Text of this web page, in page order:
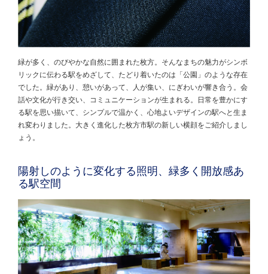
緑が多く、のびやかな自然に囲まれた枚方。そんなまちの魅力がシンボ
リックに伝わる駅をめざして、たどり着いたのは「公園」のような存在
でした。緑があり、憩いがあって、人が集い、にぎわいが響き合う。会
話や文化が行き交い、コミュニケーションが生まれる。日常を豊かにす
る駅を思い描いて、シンプルで温かく、心地よいデザインの駅へと生ま
れ変わりました。大きく進化した枚方市駅の新しい横顔をご紹介しまし
ょう。
陽射しのように変化する照明、緑多く開放感あ
る駅空間